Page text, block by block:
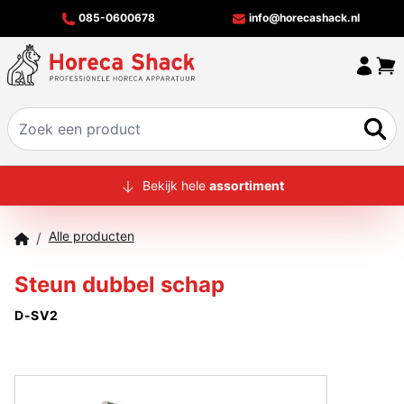
085-0600678 info@horecashack.nl
HOME
MERKEN
Bekijk hele assortiment
/ Alle producten
Steun dubbel schap
D-SV2